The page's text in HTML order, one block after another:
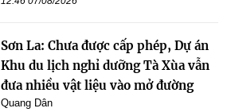
Sơn La: Chưa được cấp phép, Dự án
Khu du lịch nghỉ dưỡng Tà Xùa vẫn
đưa nhiều vật liệu vào mở đường
Quang Dân